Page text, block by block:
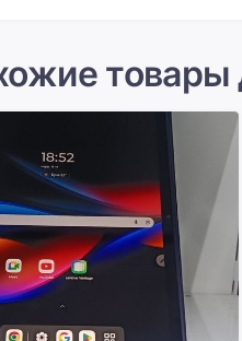
товары